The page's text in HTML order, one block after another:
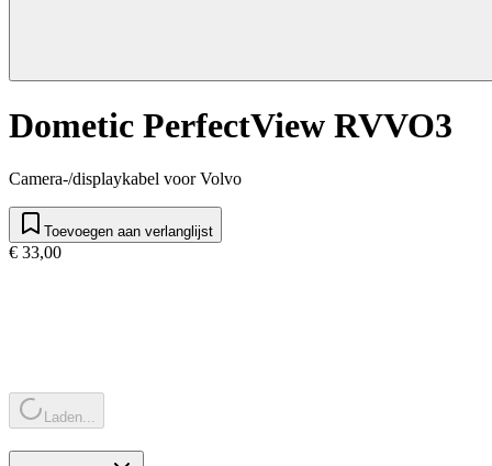
Dometic PerfectView RVVO3
Camera-/displaykabel voor Volvo
Toevoegen aan verlanglijst
€ 33,00
Laden...